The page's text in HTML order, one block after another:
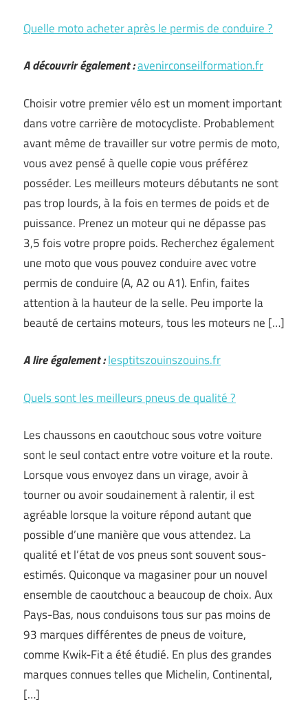
Quelle moto acheter après le permis de conduire ?
A découvrir également :avenirconseilformation.fr
Choisir votre premier vélo est un moment important
dans votre carrière de motocycliste. Probablement
avant même de travailler sur votre permis de moto,
vous avez pensé à quelle copie vous préférez
posséder. Les meilleurs moteurs débutants ne sont
pas trop lourds, à la fois en termes de poids et de
puissance. Prenez un moteur qui ne dépasse pas
3,5 fois votre propre poids. Recherchez également
une moto que vous pouvez conduire avec votre
permis de conduire (A, A2 ou A1). Enfin, faites
attention à la hauteur de la selle. Peu importe la
beauté de certains moteurs, tous les moteurs ne […]
A lire également :lesptitszouinszouins.fr
Quels sont les meilleurs pneus de qualité ?
Les chaussons en caoutchouc sous votre voiture
sont le seul contact entre votre voiture et la route.
Lorsque vous envoyez dans un virage, avoir à
tourner ou avoir soudainement à ralentir, il est
agréable lorsque la voiture répond autant que
possible d’une manière que vous attendez. La
qualité et l’état de vos pneus sont souvent sous-
estimés. Quiconque va magasiner pour un nouvel
ensemble de caoutchouc a beaucoup de choix. Aux
Pays-Bas, nous conduisons tous sur pas moins de
93 marques différentes de pneus de voiture,
comme Kwik-Fit a été étudié. En plus des grandes
marques connues telles que Michelin, Continental,
[…]